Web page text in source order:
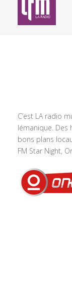
C’est LA radio
lémanique. Des
bons plans
FM Star Night,